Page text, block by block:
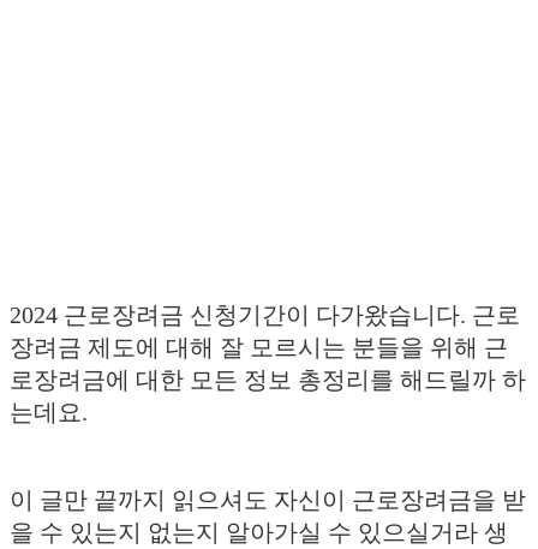
2024 근로장려금 신청기간이 다가왔습니다. 근로
장려금 제도에 대해 잘 모르시는 분들을 위해 근
로장려금에 대한 모든 정보 총정리를 해드릴까 하
는데요.
이 글만 끝까지 읽으셔도 자신이 근로장려금을 받
을 수 있는지 없는지 알아가실 수 있으실거라 생